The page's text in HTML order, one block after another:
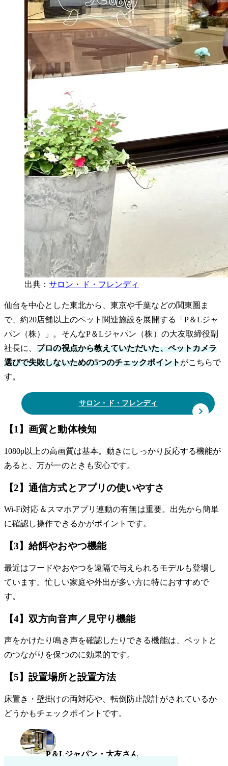
出典：サロン・ド・フレンディ
仙台を中心とした東北から、東京や千葉などの関東圏ま
で、約20店舗以上のペット関連施設を展開する「P＆Lジャ
パン（株）」。そんなP＆Lジャパン（株）の大友取締役副
社長に、プロの視点から教えていただいた、ペットカメラ
選びで失敗しないための5つのチェックポイントがこちらで
す。
サロン・ド・フレンディ
【1】画質と動体検知
1080p以上の高画質は基本。動きにしっかり反応する機能が
あると、万が一のときも安心です。
【2】通信方式とアプリの使いやすさ
Wi-Fi対応＆スマホアプリ連動の有無は重要。出先から簡単
に確認し操作できるかがポイントです。
【3】給餌やおやつ機能
最近はフードやおやつを遠隔で与えられるモデルも登場し
ています。忙しい家庭や外出が多い方に特におすすめで
す。
【4】双方向音声／見守り機能
声をかけたり鳴き声を確認したりできる機能は、ペットと
のつながりを保つのに効果的です。
【5】設置場所と設置方法
床置き・壁掛けの両対応や、転倒防止設計がされているか
どうかもチェックポイントです。
P＆Lジャパン・大友さん